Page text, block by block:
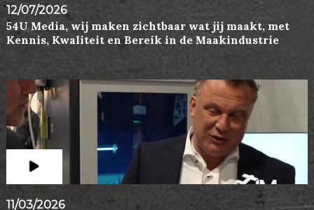
12/07/2026
54U Media, wij maken zichtbaar wat jij maakt, met
Kennis, Kwaliteit en Bereik in de Maakindustrie
11/03/2026